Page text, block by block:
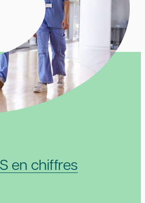
en chiffres